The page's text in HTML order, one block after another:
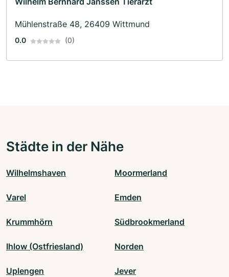
Mühlenstraße 48, 26409 Wittmund
0.0 (0)
Städte in der Nähe
Wilhelmshaven Moormerland
Varel Emden
Krummhörn Südbrookmerland
Ihlow (Ostfriesland) Norden
Uplengen Jever